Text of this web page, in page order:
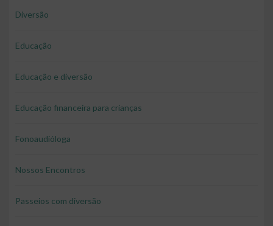
Diversão
Educação
Educação e diversão
Educação financeira para crianças
Fonoaudióloga
Nossos Encontros
Passeios com diversão